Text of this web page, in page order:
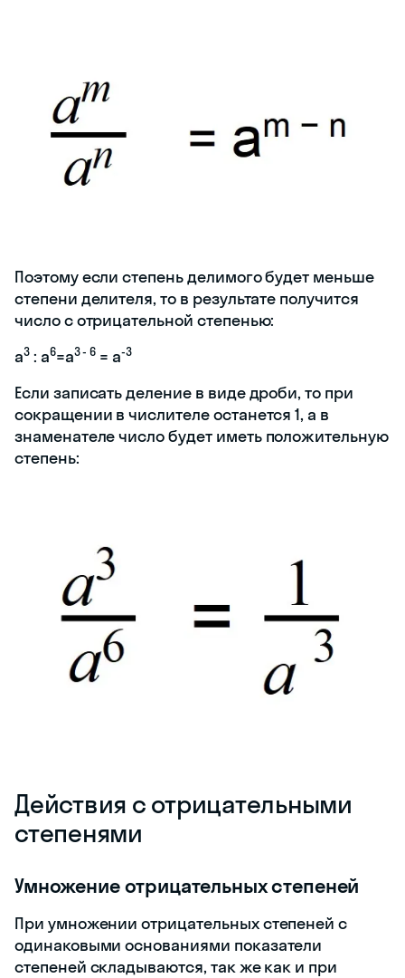
Поэтому если степень делимого будет меньше
степени делителя, то в результате получится
число с отрицательной степенью:
a3: a6=a3 - 6 = a-3
Если записать деление в виде дроби, то при
сокращении в числителе останется 1, а в
знаменателе число будет иметь положительную
степень:
Действия с отрицательными
степенями
Умножение отрицательных степеней
При умножении отрицательных степеней с
одинаковыми основаниями показатели
степеней складываются, так же как и при